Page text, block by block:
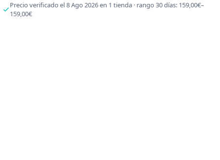
Precio verificado el 8 Ago 2026 en 1 tienda · rango 30 días: 159,00€–
159,00€